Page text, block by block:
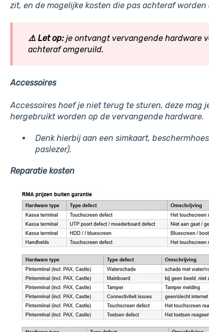
zit, en de mogelijke kosten die pas achteraf worden
⚠️ Let op:je ontvangt vervangende hardware
achteraf omgeruild.
Accessoires
Accessoires hoef je niet terug te sturen, deze mag
hergebruikt worden op de vervangende hardware.
Denk hierbij aan een simkaart,
paslezer).
Reparatiekosten